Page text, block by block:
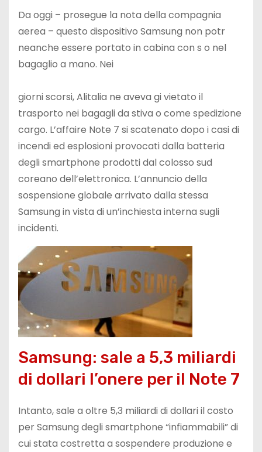
Da oggi – prosegue la nota della compagnia
aerea – questo dispositivo Samsung non potr
neanche essere portato in cabina con s o nel
bagaglio a mano. Nei
giorni scorsi, Alitalia ne aveva gi vietato il
trasporto nei bagagli da stiva o come spedizione
cargo. L’affaire Note 7 si scatenato dopo i casi di
incendi ed esplosioni provocati dalla batteria
degli smartphone prodotti dal colosso sud
coreano dell’elettronica. L’annuncio della
sospensione globale arrivato dalla stessa
Samsung in vista di un’inchiesta interna sugli
incidenti.
Samsung: sale a 5,3 miliardi
di dollari l’onere per il Note 7
Intanto, sale a oltre 5,3 miliardi di dollari il costo
per Samsung degli smartphone “infiammabili” di
cui stata costretta a sospendere produzione e